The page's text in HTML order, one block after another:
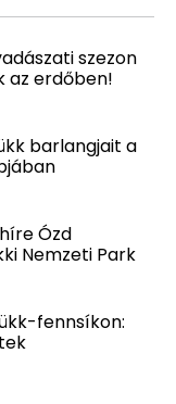
szezon
az erdőben!
barlangjait a
Ózd
Nemzeti Park
fennsíkon: